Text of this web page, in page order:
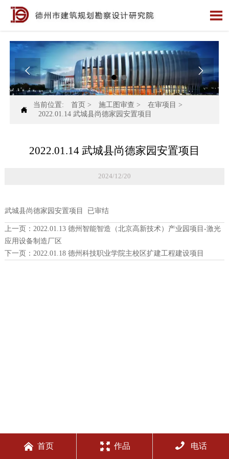

 

当前位置: 首页 > 施工图审查 > 在审项目 >
2022.01.14 武城县尚德家园安置项目
2022.01.14 武城县尚德家园安置项目
2024/12/20
武城县尚德家园安置项目 已审结
上一页： 2022.01.13 德州智能智造（北京高新技术）产业园项目-激光
应用设备制造厂区
下一页： 2022.01.18 德州科技职业学院主校区扩建工程建设项目
 首页  作品  电话